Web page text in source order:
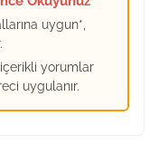
uygun*,
yorumlar
uygulanır.